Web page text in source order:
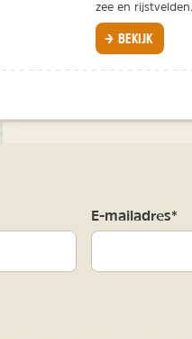
zee en rijstvelden.
BEKIJK
E-mailadres*